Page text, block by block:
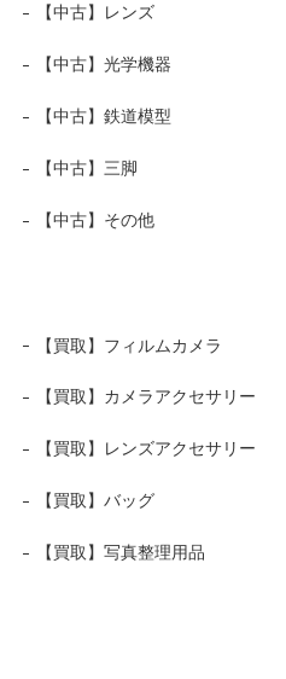
【中古】レンズ
【中古】光学機器
【中古】鉄道模型
【中古】三脚
【中古】その他
【買取】フィルムカメラ
【買取】カメラアクセサリー
【買取】レンズアクセサリー
【買取】バッグ
【買取】写真整理用品